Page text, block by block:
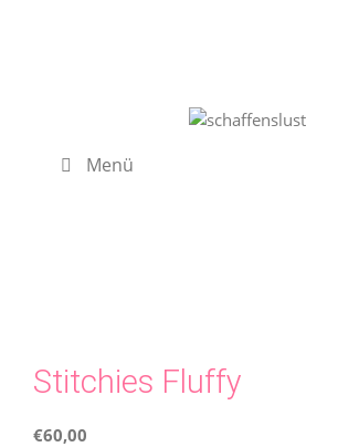
Menü
Stitchies Fluffy
€60,00